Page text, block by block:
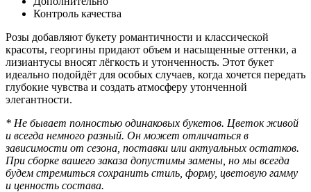
Контроль качества
Розы добавляют букету романтичности и классической
красоты, георгины придают объем и насыщенные оттенки, а
лизиантусы вносят лёгкость и утонченность. Этот букет
идеально подойдёт для особых случаев, когда хочется передать
глубокие чувства и создать атмосферу утонченной
элегантности.
* Не бывает полностью одинаковых букетов. Цветок живой
и всегда немного разный. Он может отличаться в
зависимости от сезона, поставки или актуальных остатков.
При сборке вашего заказа допустимы замены, но мы всегда
будем стремиться сохранить стиль, форму, цветовую гамму
и ценность состава.